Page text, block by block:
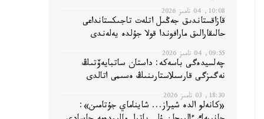
10:08, 04 تامىز 2026
قازاقستاندىق جەڭىل اتلەت تاجىكستانداعى
حالىقارالىق مارافوندا قولا جۇلدە يەلەندى
09:55, 04 تامىز 2026
چەلسيدەگى باسەكە: داستان ساتبايەۆتىڭ
نەگىزگى قارسىلاستارىنىڭ ەسىمى اتالدى
18:30, 03 تامىز 2026
«كانەلو الدە شيراز... شايناماي جۇتامىن»: